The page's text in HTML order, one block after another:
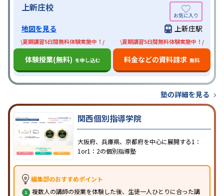
上新庄校
地図を見る 上新庄駅
\夏期講習5日間無料体験実施中！/
体験授業(無料) を申し込む
\夏期講習5日間無料体験実施中！/
料金などの資料請求 無料
塾の詳細を見る
関西個別指導学院
大阪府、兵庫県、京都府を中心に展開する1：
1or1：2の個別指導塾
編集部のおすすめポイント
複数人の講師の授業を体験した後、生徒一人ひとりに合った講